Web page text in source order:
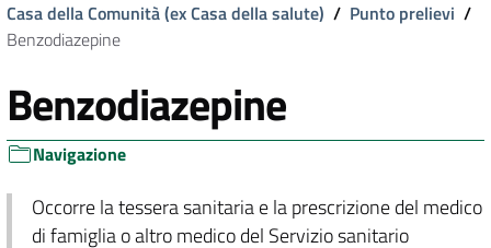
Casa della Comunità (ex Casa della salute) / Punto prelievi /
Benzodiazepine
Benzodiazepine
Navigazione
Occorre la tessera sanitaria e la prescrizione del medico
di famiglia o altro medico del Servizio sanitario